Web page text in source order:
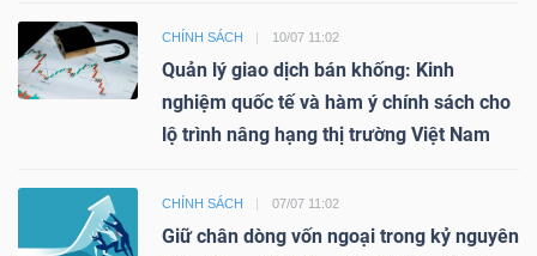
CHÍNH SÁCH 10/07 11:02
Quản lý giao dịch bán khống: Kinh
nghiệm quốc tế và hàm ý chính sách cho
lộ trình nâng hạng thị trường Việt Nam
CHÍNH SÁCH 07/07 11:02
Giữ chân dòng vốn ngoại trong kỷ nguyên